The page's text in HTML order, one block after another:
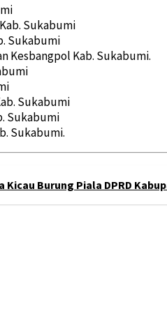
Sukabumi
Sukabumi
Kesbangpol Kab. Sukabumi.
Sukabumi
Sukabumi
Sukabumi.
Kicau Burung Piala DPRD